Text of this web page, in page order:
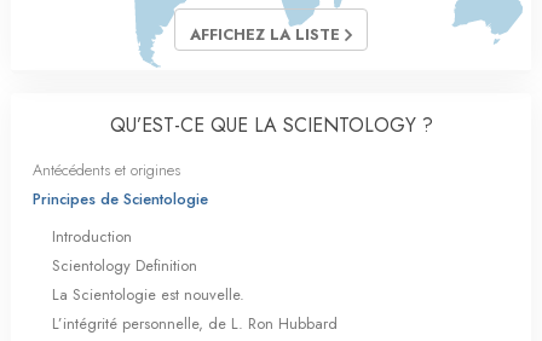
AFFICHEZ LA LISTE
QU’EST-CE QUE LA SCIENTOLOGY ?
Antécédents et origines
Principes de Scientologie
Introduction
Scientology Definition
La Scientologie est nouvelle.
L’intégrité personnelle, de L. Ron Hubbard